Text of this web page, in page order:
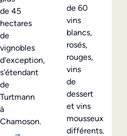
de 45
hectares
de
vignobles
d'exception,
s'étendant
de
Turtmann
à
Chamoson.
de 60
vins
blancs,
rosés,
rouges,
vins
de
dessert
et vins
mousseux
différents.